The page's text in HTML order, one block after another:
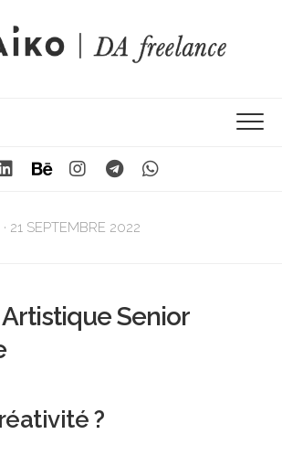
· 21 SEPTEMBRE 2022
Senior
?